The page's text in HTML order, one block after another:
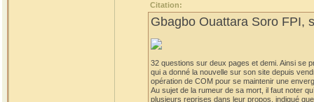
Citation:
Gbagbo Ouattara Soro FPI,
32 questions sur deux pages et demi. Ainsi se
qui a donné la nouvelle sur son site depuis
opération de COM pour se maintenir une
Au sujet de la rumeur de sa mort, il faut noter
plusieurs reprises dans leur propos, indiqué